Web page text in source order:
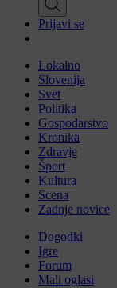
Prijavi se
Lokalno
Slovenija
Svet
Politika
Gospodarstvo
Kronika
Zdravje
Šport
Kultura
Scena
Zadnje novice
Dogodki
Igre
Forum
Mali oglasi